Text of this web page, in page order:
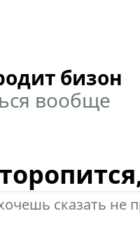
бизон
вообще
сказать